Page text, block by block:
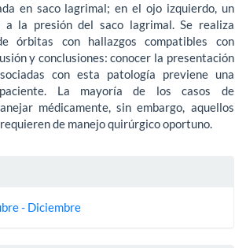
en saco lagrimal; en el ojo izquierdo, un
la presión del saco lagrimal. Se realiza
órbitas con hallazgos compatibles con
y conclusiones: conocer la presentación
con esta patología previene una
La mayoría de los casos de
médicamente, sin embargo, aquellos
de manejo quirúrgico oportuno.
- Diciembre